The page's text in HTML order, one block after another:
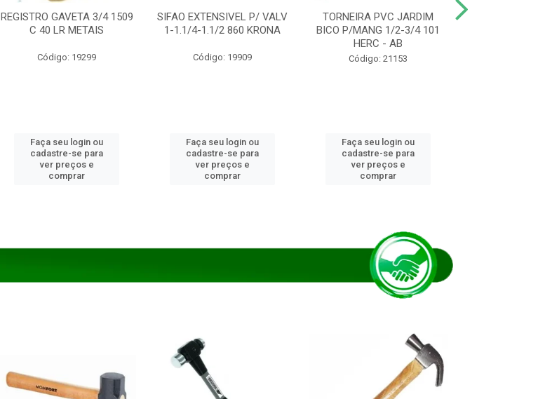
REGISTRO GAVETA 3/4 1509
C 40 LR METAIS
Código: 19299
Faça seu login ou
cadastre-se para
ver preços e
comprar
SIFAO EXTENSIVEL P/ VALV
1-1.1/4-1.1/2 860 KRONA
Código: 19909
Faça seu login ou
cadastre-se para
ver preços e
comprar
TORNEIRA PVC JARDIM
BICO P/MANG 1/2-3/4 101
HERC - AB
Código: 21153
Faça seu login ou
cadastre-se para
ver preços e
comprar